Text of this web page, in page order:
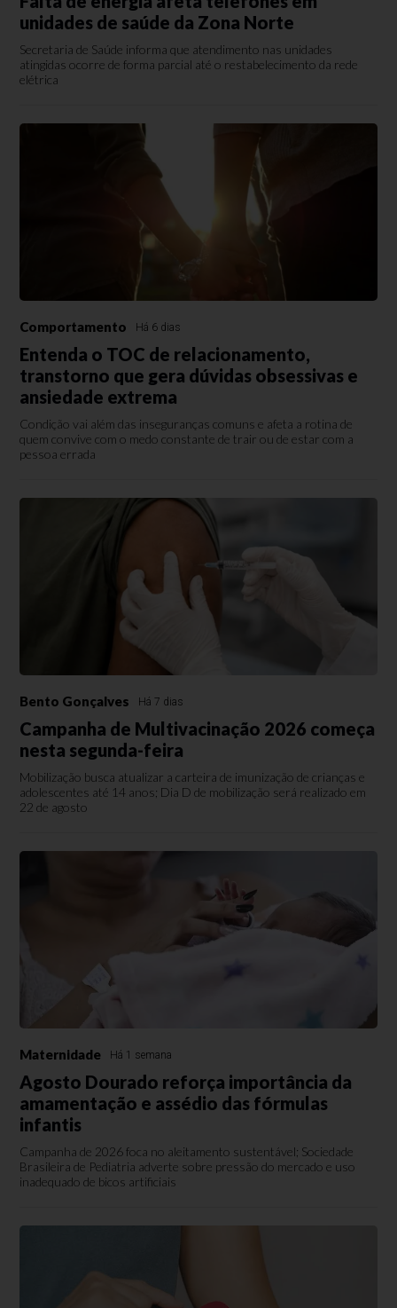
unidades de saúde da Zona Norte
Secretaria de Saúde informa que atendimento nas unidades
atingidas ocorre de forma parcial até o restabelecimento da rede
elétrica
Comportamento Há 6 dias
Entenda o TOC de relacionamento,
transtorno que gera dúvidas obsessivas e
ansiedade extrema
Condição vai além das inseguranças comuns e afeta a rotina de
quem convive com o medo constante de trair ou de estar com a
pessoa errada
Bento Gonçalves Há 7 dias
Campanha de Multivacinação 2026 começa
nesta segunda-feira
Mobilização busca atualizar a carteira de imunização de crianças e
adolescentes até 14 anos; Dia D de mobilização será realizado em
22 de agosto
Maternidade Há 1 semana
Agosto Dourado reforça importância da
amamentação e assédio das fórmulas
infantis
Campanha de 2026 foca no aleitamento sustentável; Sociedade
Brasileira de Pediatria adverte sobre pressão do mercado e uso
inadequado de bicos artificiais